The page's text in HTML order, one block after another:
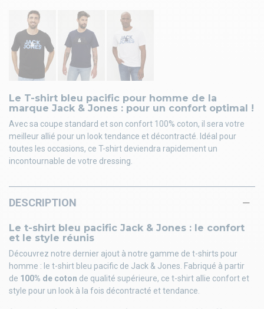
Le T-shirt bleu pacific pour homme de la
marque Jack & Jones : pour un confort optimal !
Avec sa coupe standard et son confort 100% coton, il sera votre
meilleur allié pour un look tendance et décontracté. Idéal pour
toutes les occasions, ce T-shirt deviendra rapidement un
incontournable de votre dressing.
DESCRIPTION
Le t-shirt bleu pacific Jack & Jones : le confort
et le style réunis
Découvrez notre dernier ajout à notre gamme de t-shirts pour
homme : le t-shirt bleu pacific de Jack & Jones. Fabriqué à partir
de 100% de coton de qualité supérieure, ce t-shirt allie confort et
style pour un look à la fois décontracté et tendance.